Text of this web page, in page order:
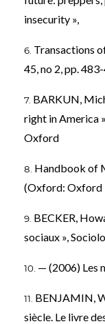
insecurity »,
Transactions
45, no 2, pp.
BARKUN,
right in America
Oxford
Handbook of
(Oxford: Oxford
BECKER,
sociaux »,
— (2006) Les
BENJAMIN,
siècle. Le livre